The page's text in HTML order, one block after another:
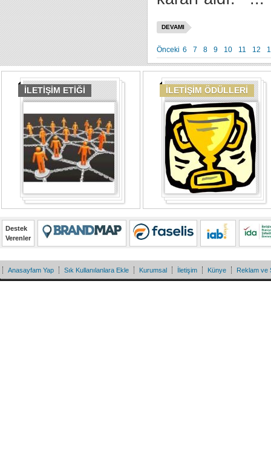
DEVAMI
Önceki 6 7 8 9 10 11 12
İLETİŞİM ETİĞİ İLETİŞİM ÖDÜLLERİ
Destek
Verenler
Anasayfam Yap Sık Kullanılanlara Ekle Kurumsal İletişim Künye Reklam ve